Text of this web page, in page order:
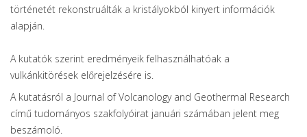
történetét rekonstruálták a kristályokból kinyert információk
alapján.
A kutatók szerint eredményeik felhasználhatóak a
vulkánkitörések előrejelzésére is.
A kutatásról a Journal of Volcanology and Geothermal Research
című tudományos szakfolyóirat januári számában jelent meg
beszámoló.